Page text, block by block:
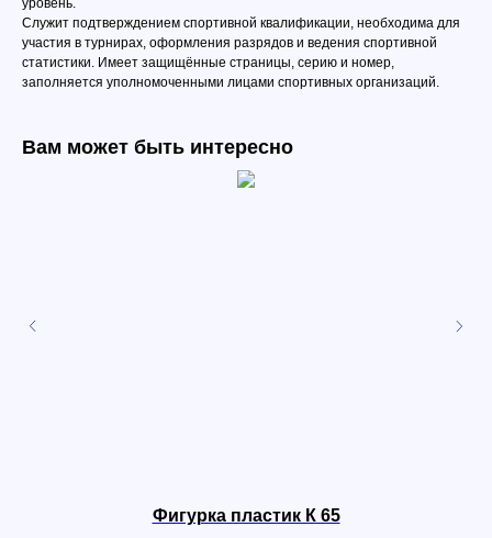
уровень.
Служит подтверждением спортивной квалификации, необходима для
участия в турнирах, оформления разрядов и ведения спортивной
статистики. Имеет защищённые страницы, серию и номер,
заполняется уполномоченными лицами спортивных организаций.
Вам может быть интересно
Фигурка пластик К 65